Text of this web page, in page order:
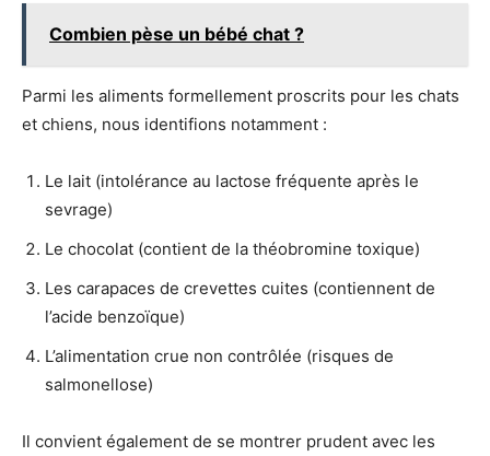
Combien pèse un bébé chat ?
Parmi les aliments formellement proscrits pour les chats
et chiens, nous identifions notamment :
Le lait (intolérance au lactose fréquente après le
sevrage)
Le chocolat (contient de la théobromine toxique)
Les carapaces de crevettes cuites (contiennent de
l’acide benzoïque)
L’alimentation crue non contrôlée (risques de
salmonellose)
Il convient également de se montrer prudent avec les